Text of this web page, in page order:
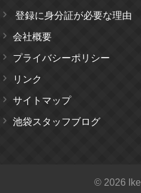
登録に身分証が必要な理由
会社概要
プライバシーポリシー
リンク
サイトマップ
池袋スタッフブログ
© 2026